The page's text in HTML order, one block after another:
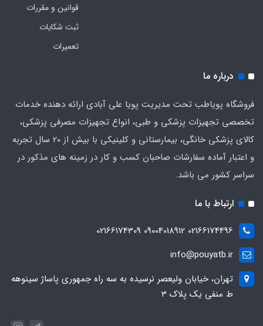
قوانین و مقررات
ثبت شکایات
تعمیرات
درباره ما
فروشگاه پویاطب تحت مدیریت پویا علی آبادی ارائه دهنده خدمات
تخصصی تجهیزات پزشکی و طبی، انواع تجهیزات مصرفی پزشکی،
کالای پزشکی خانگی، بیمارستانی و کلینیکی با بیش از 20 سال تجربه
و اعتبار آماده سفارشات صاحبان کسب و کار در زمینه های مذکور در
سراسر کشور می باشد.
ارتباط با ما
02166174496 09004018912 02166174309
info@pouyatb.ir
تهران، خیابان ولیعصر نرسیده به سه راه جمهوری پاساژ سینوهه
ط منفی یک پلاک 3